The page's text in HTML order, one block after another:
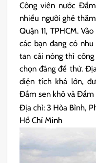
Công viên nước
nhiều người ghé
Quận 11, TPHCM.
các bạn đang có
tan cái nóng thì
chọn đáng để thử.
diện tích khá lớn,
Đầm sen khô và Đầm
Địa chỉ: 3 Hòa Bình,
Hồ Chí Minh